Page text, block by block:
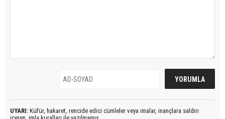
UYARI: Küfür, hakaret, rencide edici cümleler veya imalar, inançlara saldırı